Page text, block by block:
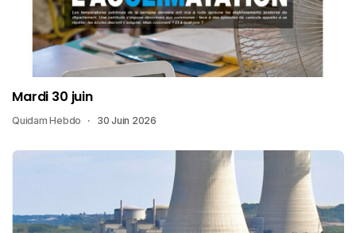
Mardi 30 juin
Quidam Hebdo 30 Juin 2026